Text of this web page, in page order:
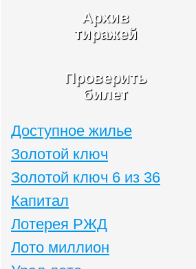
Архив
тиражей
Проверить
билет
Доступное жилье
Золотой ключ
Золотой ключ 6 из 36
Капитал
Лотерея РЖД
Лото миллион